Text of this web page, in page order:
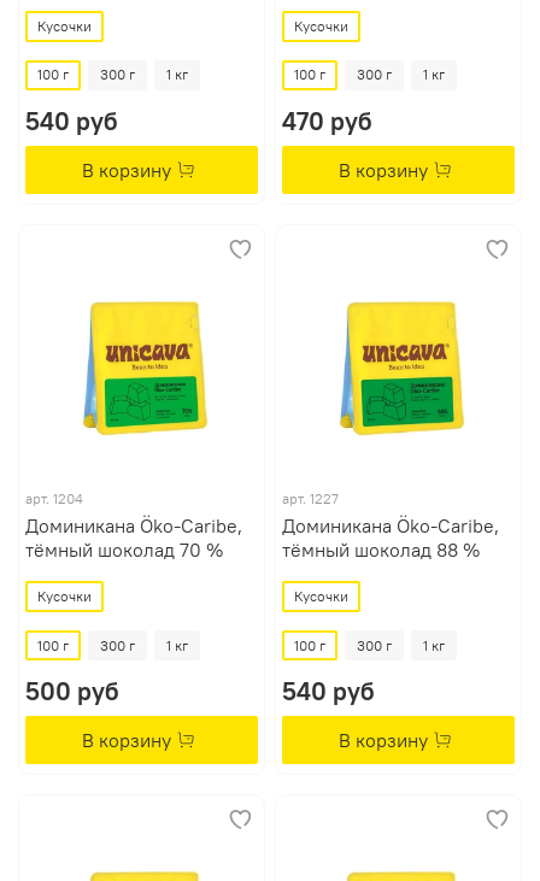
Кусочки
100 г 300 г 1 кг
540 руб
В корзину
Кусочки
100 г 300 г 1 кг
470 руб
В корзину
арт. 1204
Доминикана Öko-Caribe,
тёмный шоколад 70 %
Кусочки
100 г 300 г 1 кг
500 руб
В корзину
арт. 1227
Доминикана Öko-Caribe,
тёмный шоколад 88 %
Кусочки
100 г 300 г 1 кг
540 руб
В корзину